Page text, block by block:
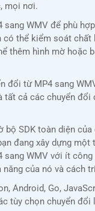
mọi nơi.
WMV để phù
thể kiểm soát
thêm hình mờ hoặc
đổi từ MP4 sang
cả các chuyển
SDK toàn diện
đang xây dựng
WMV với ít
của nó và cách
Android, Go,
tùy chọn chuyển